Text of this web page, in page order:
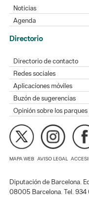
Noticias
Agenda
Directorio
Directorio de contacto
Redes sociales
Aplicaciones móviles
Buzón de sugerencias
Opinión sobre los parques
MAPA WEB AVISO LEGAL
Diputación de Barcelona.
08005 Barcelona. Tel.